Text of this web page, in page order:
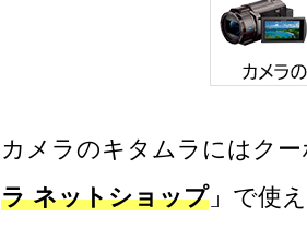
カメラのキタムラにはク
ラ ネットショップ」で使